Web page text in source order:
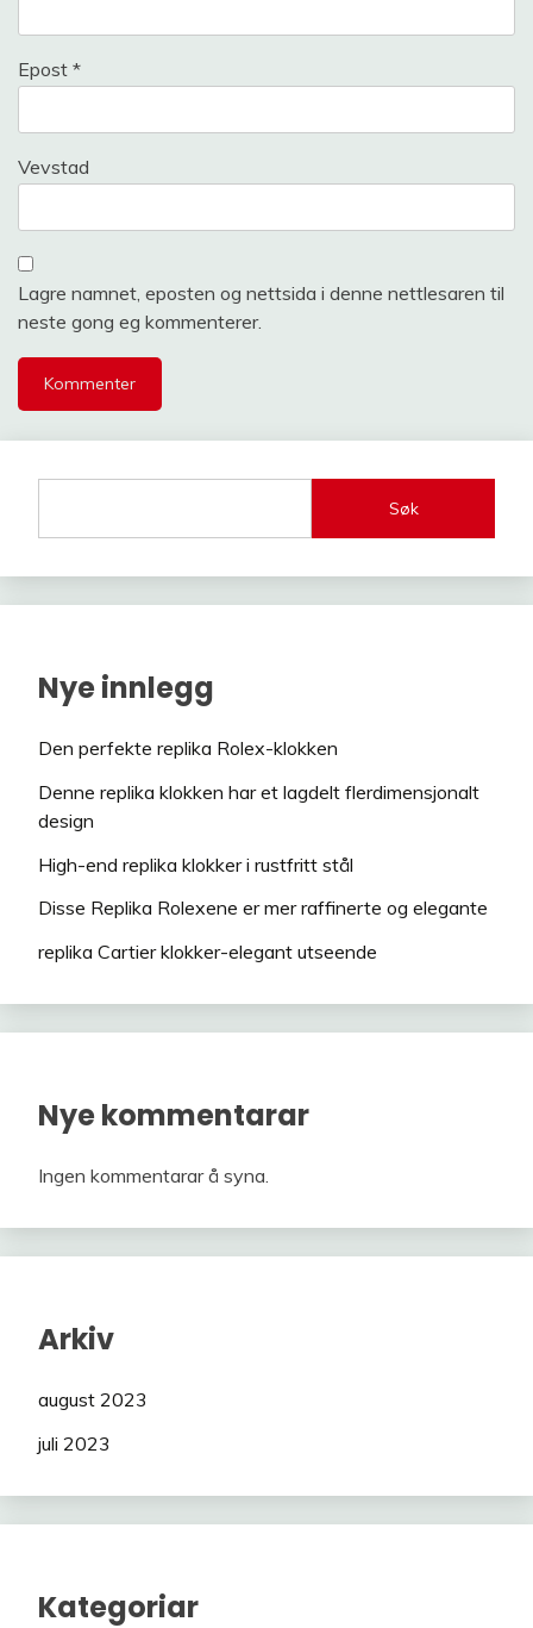
Epost *
Vevstad
Lagre namnet, eposten og nettsida i denne nettlesaren til
neste gong eg kommenterer.
Søk
Nye innlegg
Den perfekte replika Rolex-klokken
Denne replika klokken har et lagdelt flerdimensjonalt
design
High-end replika klokker i rustfritt stål
Disse Replika Rolexene er mer raffinerte og elegante
replika Cartier klokker-elegant utseende
Nye kommentarar
Ingen kommentarar å syna.
Arkiv
august 2023
juli 2023
Kategoriar